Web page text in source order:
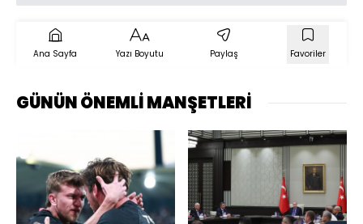
Ana Sayfa Yazı Boyutu Paylaş Favoriler
GÜNÜN ÖNEMLİ MANŞETLERİ